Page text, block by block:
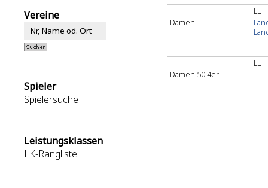
Vereine
Spieler
Spielersuche
Leistungsklassen
LK-Rangliste
LL
Damen
LL
Damen 50 4er